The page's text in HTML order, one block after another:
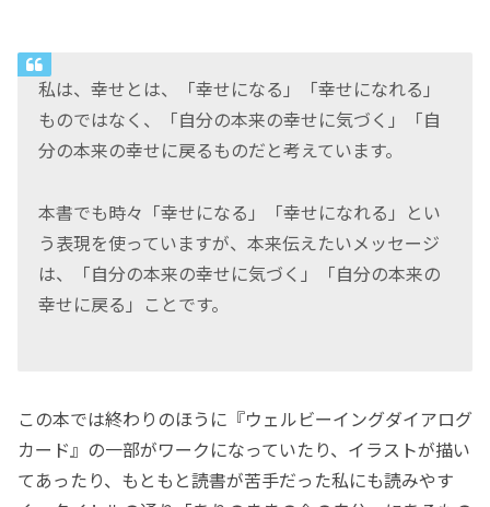
私は、幸せとは、「幸せになる」「幸せになれる」
ものではなく、「自分の本来の幸せに気づく」「自
分の本来の幸せに戻るものだと考えています。
本書でも時々「幸せになる」「幸せになれる」とい
う表現を使っていますが、本来伝えたいメッセージ
は、「自分の本来の幸せに気づく」「自分の本来の
幸せに戻る」ことです。
この本では終わりのほうに『ウェルビーイングダイアログ
カード』の一部がワークになっていたり、イラストが描い
てあったり、もともと読書が苦手だった私にも読みやす